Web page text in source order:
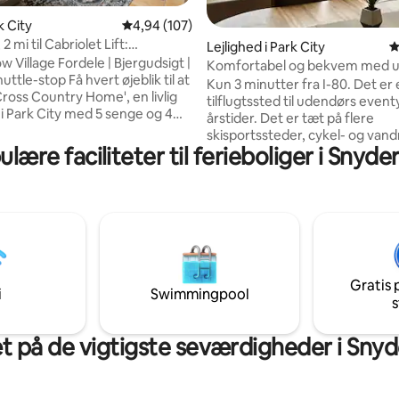
bedømmelse, 43 omtaler
City 4,94 ud af 5 i gennemsnitlig bedømmelse,
4,94 (107)
2 mi til Cabriolet Lift:
i bjergene
Village Fordele | Bjergudsigt |
hvert øjeblik til at
Country Home', en livlig
Park City med 5 senge og 4
underholdning – fra rigelig
spilbord til det private
samles til en filmaften. Denne
bare et sted at bo – det er
skabes.
Lejlighed i Park City
Komfortabel og bekvem med
over Utah Olympic Park
Kun 3 minutter fra I-80. Det er
tilflugtssted til udendørs
årstider. Det er tæt på flere
skisportssteder, cykel- og
fiskeri, golf med mere.
butikker og underholdning
tilstødende private garage, og
komfortable senge, se et af de
med Roku, brug
lav mad i et fuldt udstyret
udsigten over bjergene.
faciliteter til ferieboliger i
Swimmingpool
Gratis
på de vigtigste seværdigheder i